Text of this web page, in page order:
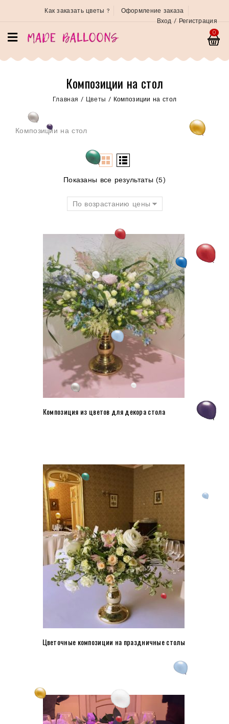
Как заказать цветы ?
Оформление заказа
Вход / Регистрация
0
Композиции на стол
Главная / Цветы / Композиции на стол
Композиции на стол
Показаны все результаты (5)
По возрастанию цены
Композиция из цветов для декора стола
Цветочные композиции на праздничные столы